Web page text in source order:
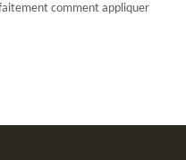
comment appliquer